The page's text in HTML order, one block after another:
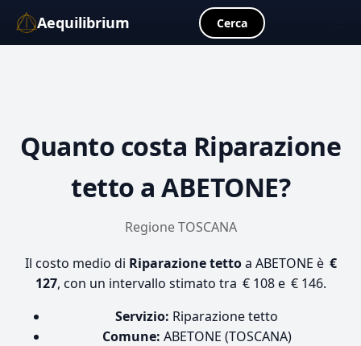
Aequilibrium Cerca
Quanto costa Riparazione
tetto a ABETONE?
Regione TOSCANA
Il costo medio di Riparazione tettoa ABETONE è €
127, con un intervallo stimato tra € 108 e € 146.
Servizio: Riparazione tetto
Comune: ABETONE (TOSCANA)